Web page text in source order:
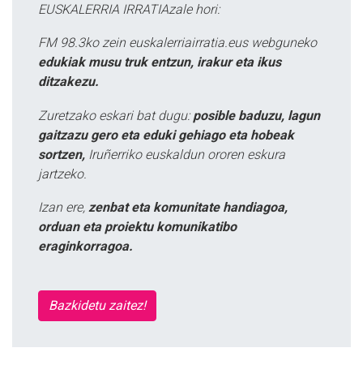
EUSKALERRIA IRRATIAzale hori:
FM 98.3ko zein euskalerriairratia.eus webguneko
edukiak musu truk entzun, irakur eta ikus
ditzakezu.
Zuretzako eskari bat dugu: posible baduzu, lagun
gaitzazu gero eta eduki gehiago eta hobeak
sortzen, Iruñerriko euskaldun ororen eskura
jartzeko.
Izan ere, zenbat eta komunitate handiagoa,
orduan eta proiektu komunikatibo
eraginkorragoa.
Bazkidetu zaitez!